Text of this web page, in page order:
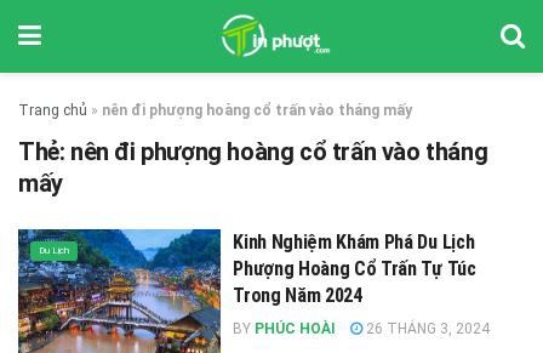
Trang chủ » nên đi phượng hoàng cổ trấn vào tháng mấy
Thẻ: nên đi phượng hoàng cổ trấn vào tháng
mấy
Du Lịch
Kinh Nghiệm Khám Phá Du Lịch
Phượng Hoàng Cổ Trấn Tự Túc
Trong Năm 2024
BY PHÚC HOÀI 26 THÁNG 3, 2024